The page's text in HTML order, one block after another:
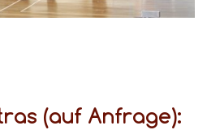
(auf Anfrage):